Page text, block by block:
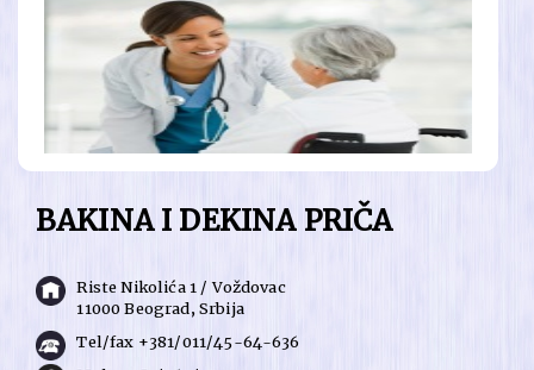
BAKINA I DEKINA PRIČA
Riste Nikolića 1 / Voždovac
11000 Beograd, Srbija
Tel/fax +381/011/45-64-636